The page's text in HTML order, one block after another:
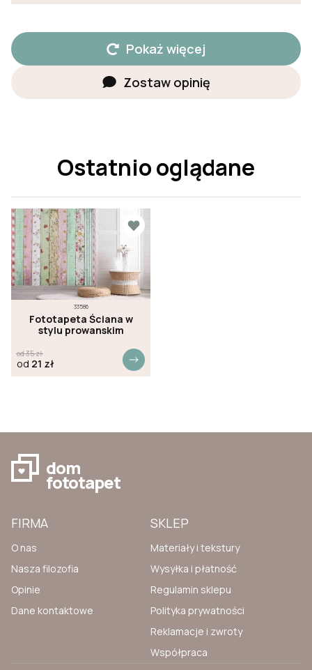
Pokaż więcej
Zostaw opinię
Ostatnio oglądane
33586
Fototapeta Ściana w
stylu prowanskim
od35zł
od 21 zł
dom
fototapet
FIRMA
O nas
Nasza filozofia
Opinie
Dane kontaktowe
SKLEP
Materiały i tekstury
Wysyłka i płatność
Regulamin sklepu
Polityka prywatności
Reklamacje i zwroty
Współpraca